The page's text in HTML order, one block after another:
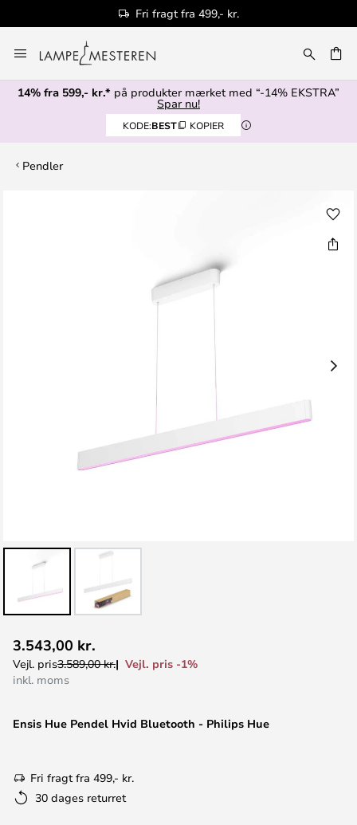
Fri fragt fra 499,- kr.
to
Content
14% fra 599,- kr.* på produkter mærket med “-14% EKSTRA”
Spar nu!
KODE:BEST KOPIER
Pendler
til
starten
Ensis Hue Pendel Hvid Bluetooth - Philips Hue
3.543,00 kr.
Vejl. pris3.589,00 kr.
Vejl. pris -1%
inkl. moms
Fri fragt fra 499,- kr.
30 dages returret